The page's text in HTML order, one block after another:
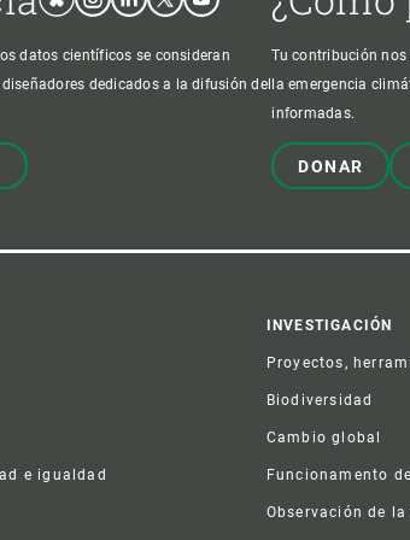
datos científicos se consideran
dedicados a la difusión del
Tu contribución
la emergencia
informadas.
DONAR
e igualdad
INVESTIGACIÓN
Proyectos,
Biodiversidad
Cambio global
Funcionamento
Observación de la